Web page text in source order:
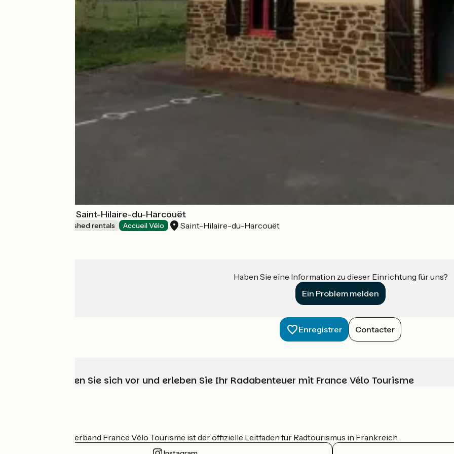
Gîte d'étape de Saint-Hilaire-du-Harcouët
Lodgings and furnished rentals Accueil Vélo Saint-Hilaire-du-Harcouët
Haben Sie eine Information zu dieser Einrichtung für uns?
Ein Problem melden
Enregistrer Contacter
Wählen, bereiten Sie sich vor und erleben Sie Ihr Radabenteuer mit France Vélo Tourisme
Der nationale Verband France Vélo Tourisme ist der offizielle Leitfaden für Radtourismus in Frankreich.